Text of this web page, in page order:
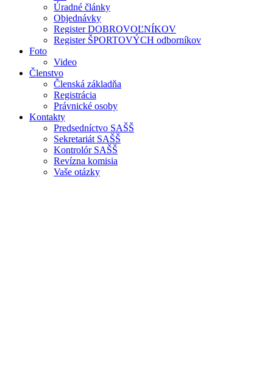
Úradné články
Objednávky
Register DOBROVOĽNÍKOV
Register ŠPORTOVÝCH odborníkov
Foto
Video
Členstvo
Členská základňa
Registrácia
Právnické osoby
Kontakty
Predsedníctvo SAŠŠ
Sekretariát SAŠŠ
Kontrolór SAŠŠ
Revízna komisia
Vaše otázky